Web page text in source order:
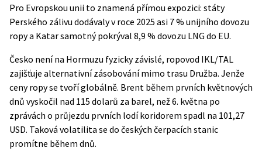
Pro Evropskou unii to znamená přímou expozici: státy
Perského zálivu dodávaly v roce 2025 asi 7 % unijního dovozu
ropy a Katar samotný pokrýval 8,9 % dovozu LNG do EU.
Česko není na Hormuzu fyzicky závislé, ropovod IKL/TAL
zajišťuje alternativní zásobování mimo trasu Družba. Jenže
ceny ropy se tvoří globálně. Brent během prvních květnových
dnů vyskočil nad 115 dolarů za barel, než 6. května po
zprávách o průjezdu prvních lodí koridorem spadl na 101,27
USD. Taková volatilita se do českých čerpacích stanic
promítne během dnů.